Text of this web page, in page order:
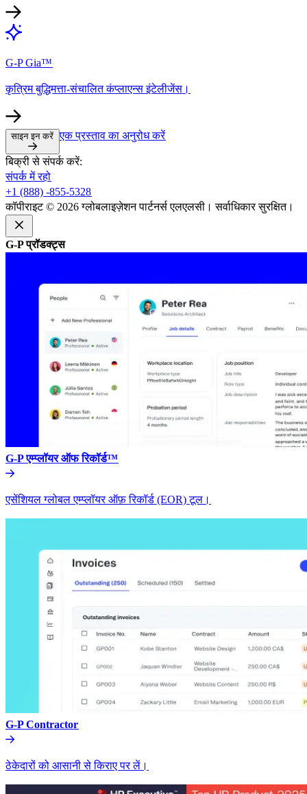
G-P Gia™​​
कृत्रिम बुद्धिमत्ता-संचालित कंप्लाएन्स इंटेलीजेंस।​​
साइन इन करें​​ एक प्रस्ताव का अनुरोध करें​​
बिक्री से संपर्क करें:​​
संपर्क में रहो​​
+1 (888) -855-5328​​
कॉपीराइट © 2026 ग्लोबलाइज़ेशन पार्टनर्स एलएलसी। सर्वाधिकार सुरक्षित।​​
G-P प्रॉडक्ट्स​​
G-P एम्प्लॉयर ऑफ रिकॉर्ड™​​
एसेंशियल ग्लोबल एम्प्लॉयर ऑफ़ रिकॉर्ड (EOR) टूल।​​
G-P Contractor​​
ठेकेदारों को आसानी से किराए पर लें।​​